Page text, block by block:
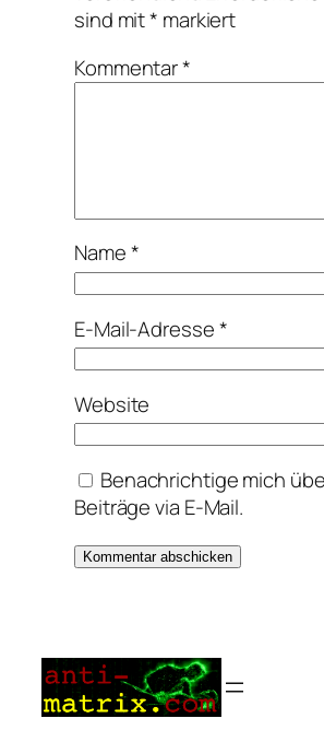
sind mit* markiert
Kommentar*
Name*
E-Mail-Adresse*
Website
Benachrichtige mich
Beiträge via E-Mail.